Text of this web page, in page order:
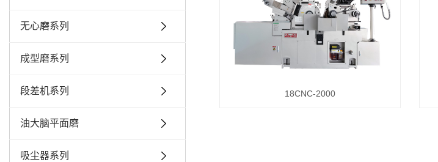
无心磨系列
成型磨系列
段差机系列
油大脑平面磨
吸尘器系列
18CNC-2000